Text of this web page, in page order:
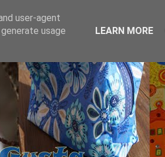
user-agent
usage
LEARN MORE